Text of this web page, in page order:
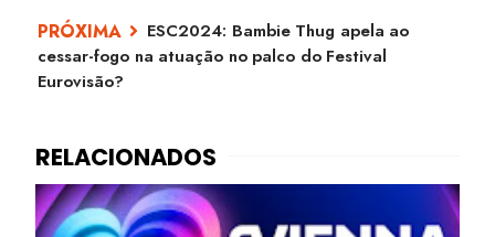
ESC2024: Bambie Thug apela ao
cessar-fogo na atuação no palco do Festival
Eurovisão?